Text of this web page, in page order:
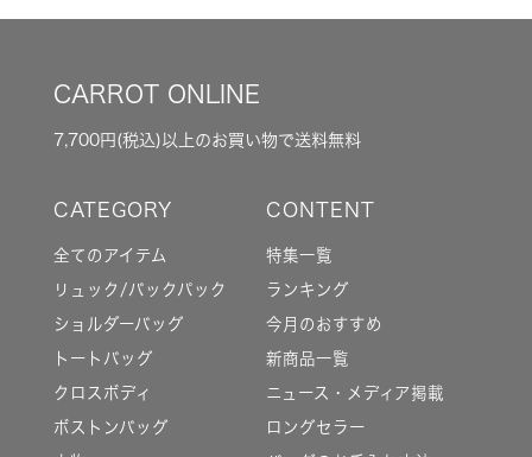
CARROT ONLINE
7,700円(税込)以上のお買い物で送料無料
全てのアイテム
リュック/バックパック
ショルダーバッグ
トートバッグ
クロスボディ
ボストンバッグ
特集一覧
ランキング
今月のおすすめ
新商品一覧
ニュース・メディア掲載
ロングセラー